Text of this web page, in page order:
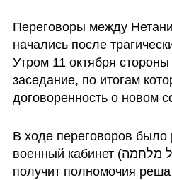
Переговоры между
начались после
Утром 11 октября
заседание, по итогам
договоренность о новом
В ходе переговоров было
военный кабинет (קבינט ניהול מלחמה), который
получит полномочия